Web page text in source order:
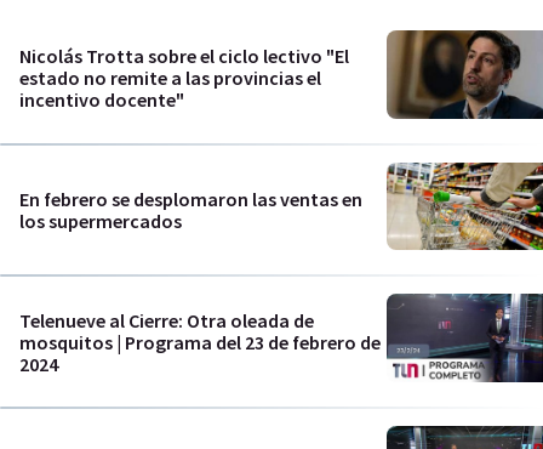
Nicolás Trotta sobre el ciclo lectivo "El
estado no remite a las provincias el
incentivo docente"
En febrero se desplomaron las ventas en
los supermercados
Telenueve al Cierre: Otra oleada de
mosquitos | Programa del 23 de febrero de
2024